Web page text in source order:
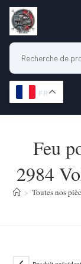
FR
Feu
2984
> Toutes nos